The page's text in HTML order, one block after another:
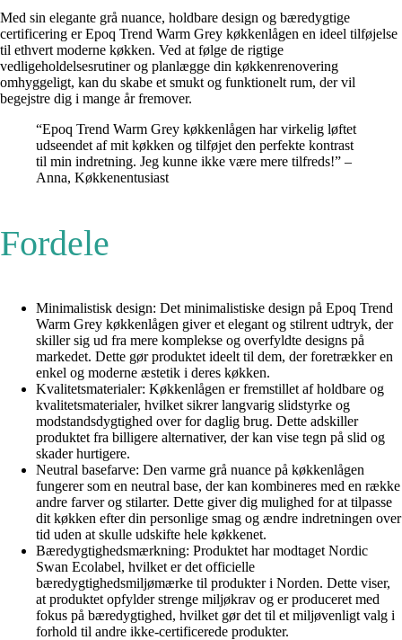
Med sin elegante grå nuance, holdbare design og bæredygtige
certificering er Epoq Trend Warm Grey køkkenlågen en ideel tilføjelse
til ethvert moderne køkken. Ved at følge de rigtige
vedligeholdelsesrutiner og planlægge din køkkenrenovering
omhyggeligt, kan du skabe et smukt og funktionelt rum, der vil
begejstre dig i mange år fremover.
“Epoq Trend Warm Grey køkkenlågen har virkelig løftet
udseendet af mit køkken og tilføjet den perfekte kontrast
til min indretning. Jeg kunne ikke være mere tilfreds!” –
Anna, Køkkenentusiast
Fordele
Minimalistisk design: Det minimalistiske design på Epoq Trend
Warm Grey køkkenlågen giver et elegant og stilrent udtryk, der
skiller sig ud fra mere komplekse og overfyldte designs på
markedet. Dette gør produktet ideelt til dem, der foretrækker en
enkel og moderne æstetik i deres køkken.
Kvalitetsmaterialer: Køkkenlågen er fremstillet af holdbare og
kvalitetsmaterialer, hvilket sikrer langvarig slidstyrke og
modstandsdygtighed over for daglig brug. Dette adskiller
produktet fra billigere alternativer, der kan vise tegn på slid og
skader hurtigere.
Neutral basefarve: Den varme grå nuance på køkkenlågen
fungerer som en neutral base, der kan kombineres med en række
andre farver og stilarter. Dette giver dig mulighed for at tilpasse
dit køkken efter din personlige smag og ændre indretningen over
tid uden at skulle udskifte hele køkkenet.
Bæredygtighedsmærkning: Produktet har modtaget Nordic
Swan Ecolabel, hvilket er det officielle
bæredygtighedsmiljømærke til produkter i Norden. Dette viser,
at produktet opfylder strenge miljøkrav og er produceret med
fokus på bæredygtighed, hvilket gør det til et miljøvenligt valg i
forhold til andre ikke-certificerede produkter.